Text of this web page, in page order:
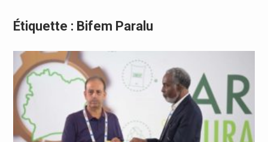
Étiquette : Bifem Paralu